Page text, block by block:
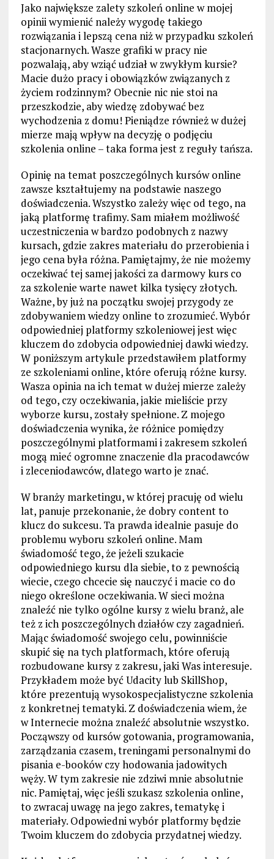
Jako największe zalety szkoleń online w mojej
opinii wymienić należy wygodę takiego
rozwiązania i lepszą cena niż w przypadku szkoleń
stacjonarnych. Wasze grafiki w pracy nie
pozwalają, aby wziąć udział w zwykłym kursie?
Macie dużo pracy i obowiązków związanych z
życiem rodzinnym? Obecnie nic nie stoi na
przeszkodzie, aby wiedzę zdobywać bez
wychodzenia z domu! Pieniądze również w dużej
mierze mają wpływ na decyzję o podjęciu
szkolenia online – taka forma jest z reguły tańsza.
Opinię na temat poszczególnych kursów online
zawsze kształtujemy na podstawie naszego
doświadczenia. Wszystko zależy więc od tego, na
jaką platformę trafimy. Sam miałem możliwość
uczestniczenia w bardzo podobnych z nazwy
kursach, gdzie zakres materiału do przerobienia i
jego cena była różna. Pamiętajmy, że nie możemy
oczekiwać tej samej jakości za darmowy kurs co
za szkolenie warte nawet kilka tysięcy złotych.
Ważne, by już na początku swojej przygody ze
zdobywaniem wiedzy online to zrozumieć. Wybór
odpowiedniej platformy szkoleniowej jest więc
kluczem do zdobycia odpowiedniej dawki wiedzy.
W poniższym artykule przedstawiłem platformy
ze szkoleniami online, które oferują różne kursy.
Wasza opinia na ich temat w dużej mierze zależy
od tego, czy oczekiwania, jakie mieliście przy
wyborze kursu, zostały spełnione. Z mojego
doświadczenia wynika, że różnice pomiędzy
poszczególnymi platformami i zakresem szkoleń
mogą mieć ogromne znaczenie dla pracodawców
i zleceniodawców, dlatego warto je znać.
W branży marketingu, w której pracuję od wielu
lat, panuje przekonanie, że dobry content to
klucz do sukcesu. Ta prawda idealnie pasuje do
problemu wyboru szkoleń online. Mam
świadomość tego, że jeżeli szukacie
odpowiedniego kursu dla siebie, to z pewnością
wiecie, czego chcecie się nauczyć i macie co do
niego określone oczekiwania. W sieci można
znaleźć nie tylko ogólne kursy z wielu branż, ale
też z ich poszczególnych działów czy zagadnień.
Mając świadomość swojego celu, powinniście
skupić się na tych platformach, które oferują
rozbudowane kursy z zakresu, jaki Was interesuje.
Przykładem może być Udacity lub SkillShop,
które prezentują wysokospecjalistyczne szkolenia
z konkretnej tematyki. Z doświadczenia wiem, że
w Internecie można znaleźć absolutnie wszystko.
Począwszy od kursów gotowania, programowania,
zarządzania czasem, treningami personalnymi do
pisania e-booków czy hodowania jadowitych
węży. W tym zakresie nie zdziwi mnie absolutnie
nic. Pamiętaj, więc jeśli szukasz szkolenia online,
to zwracaj uwagę na jego zakres, tematykę i
materiały. Odpowiedni wybór platformy będzie
Twoim kluczem do zdobycia przydatnej wiedzy.